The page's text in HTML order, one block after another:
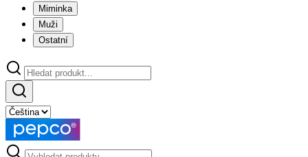
Miminka
Muži
Ostatní